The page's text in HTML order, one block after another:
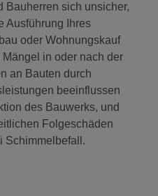
Bauherren sich unsicher,
Ausführung Ihres
oder Wohnungskauf
in oder nach der
an Bauten durch
beeinflussen
des Bauwerks, und
Folgeschäden
Schimmelbefall.